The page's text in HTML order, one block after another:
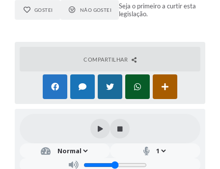
GOSTEI NÃO GOSTEI
Seja o primeiro a curtir esta
legislação.
COMPARTILHAR